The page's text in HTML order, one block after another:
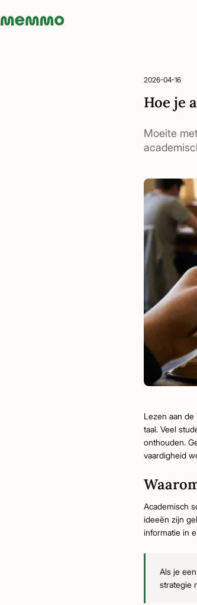
Memmo - AI-verktyg och digital kurslitteratur
2026-04-16
Hoe je
Moeite
Lezen aan
taal. Veel
onthouden.
vaardigheid
Academisch
ideeën zijn
informatie in
Als je
strategie